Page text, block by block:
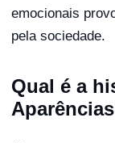
emocionais
pela sociedade.
Qual é a